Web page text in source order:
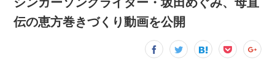
伝の恵方巻きづくり動画を公開